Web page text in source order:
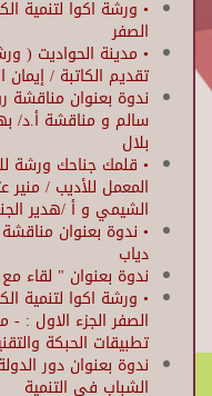
• ورشة اكوا لتنمية
الصفر
• مدينة الحواديت (
تقديم الكاتبة /
ندوة بعنوان
سالم و مناقشة أ.د/
بلال
• قلمك جناحك ورشة
المعمل للأديب / منير
الشيمي و أ /هدير
• ندوة بعنوان
دياب
ندوة بعنوان " لقاء
• ورشة اكوا لتنمية
الصفر الجزء الاول : -
تطبيقات الحبكة
ندوة بعنوان دور
الشباب في التنمية